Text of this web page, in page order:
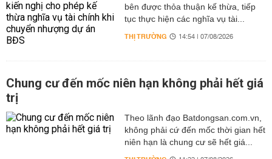
bên được thỏa thuận kế thừa, tiếp
tục thực hiện các nghĩa vụ tài...
THỊ TRƯỜNG 14:54 | 07/08/2026
Chung cư đến mốc niên hạn không phải hết giá
trị
Theo lãnh đạo Batdongsan.com.vn,
không phải cứ đến mốc thời gian hết
niên hạn là chung cư sẽ hết giá...